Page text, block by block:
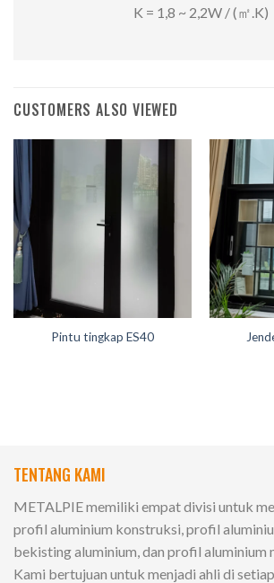
K = 1,8 ~ 2,2W / (㎡.K)
CUSTOMERS ALSO VIEWED
Pintu tingkap ES40
TENTANG KAMI
METALPIE memiliki empat divisi untuk
profil aluminium konstruksi, profil
bekisting aluminium, dan profil aluminium
Kami bertujuan untuk menjadi ahli di